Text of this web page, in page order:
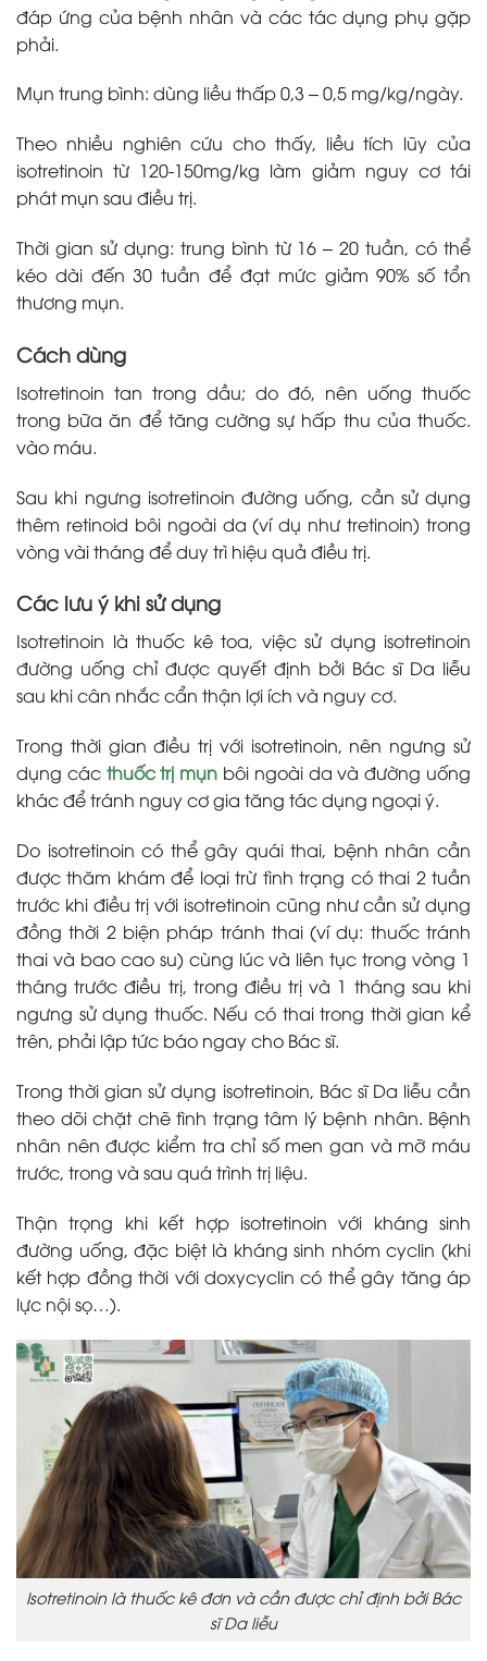
đáp ứng của bệnh nhân và các tác dụng phụ gặp
phải.
Mụn trung bình: dùng liều thấp 0,3 – 0,5 mg/kg/ngày.
Theo nhiều nghiên cứu cho thấy, liều tích lũy của
isotretinoin từ 120-150mg/kg làm giảm nguy cơ tái
phát mụn sau điều trị.
Thời gian sử dụng: trung bình từ 16 – 20 tuần, có thể
kéo dài đến 30 tuần để đạt mức giảm 90% số tổn
thương mụn.
Cách dùng
Isotretinoin tan trong dầu; do đó, nên uống thuốc
trong bữa ăn để tăng cường sự hấp thu của thuốc.
vào máu.
Sau khi ngưng isotretinoin đường uống, cần sử dụng
thêm retinoid bôi ngoài da (ví dụ như tretinoin) trong
vòng vài tháng để duy trì hiệu quả điều trị.
Các lưu ý khi sử dụng
Isotretinoin là thuốc kê toa, việc sử dụng isotretinoin
đường uống chỉ được quyết định bởi Bác sĩ Da liễu
sau khi cân nhắc cẩn thận lợi ích và nguy cơ.
Trong thời gian điều trị với isotretinoin, nên ngưng sử
dụng các thuốc trị mụn bôi ngoài da và đường uống
khác để tránh nguy cơ gia tăng tác dụng ngoại ý.
Do isotretinoin có thể gây quái thai, bệnh nhân cần
được thăm khám để loại trừ tình trạng có thai 2 tuần
trước khi điều trị với isotretinoin cũng như cần sử dụng
đồng thời 2 biện pháp tránh thai (ví dụ: thuốc tránh
thai và bao cao su) cùng lúc và liên tục trong vòng 1
tháng trước điều trị, trong điều trị và 1 tháng sau khi
ngưng sử dụng thuốc. Nếu có thai trong thời gian kể
trên, phải lập tức báo ngay cho Bác sĩ.
Trong thời gian sử dụng isotretinoin, Bác sĩ Da liễu cần
theo dõi chặt chẽ tình trạng tâm lý bệnh nhân. Bệnh
nhân nên được kiểm tra chỉ số men gan và mỡ máu
trước, trong và sau quá trình trị liệu.
Thận trọng khi kết hợp isotretinoin với kháng sinh
đường uống, đặc biệt là kháng sinh nhóm cyclin (khi
kết hợp đồng thời với doxycyclin có thể gây tăng áp
lực nội sọ…).
Isotretinoin là thuốc kê đơn và cần được chỉ định bởi Bác
sĩ Da liễu